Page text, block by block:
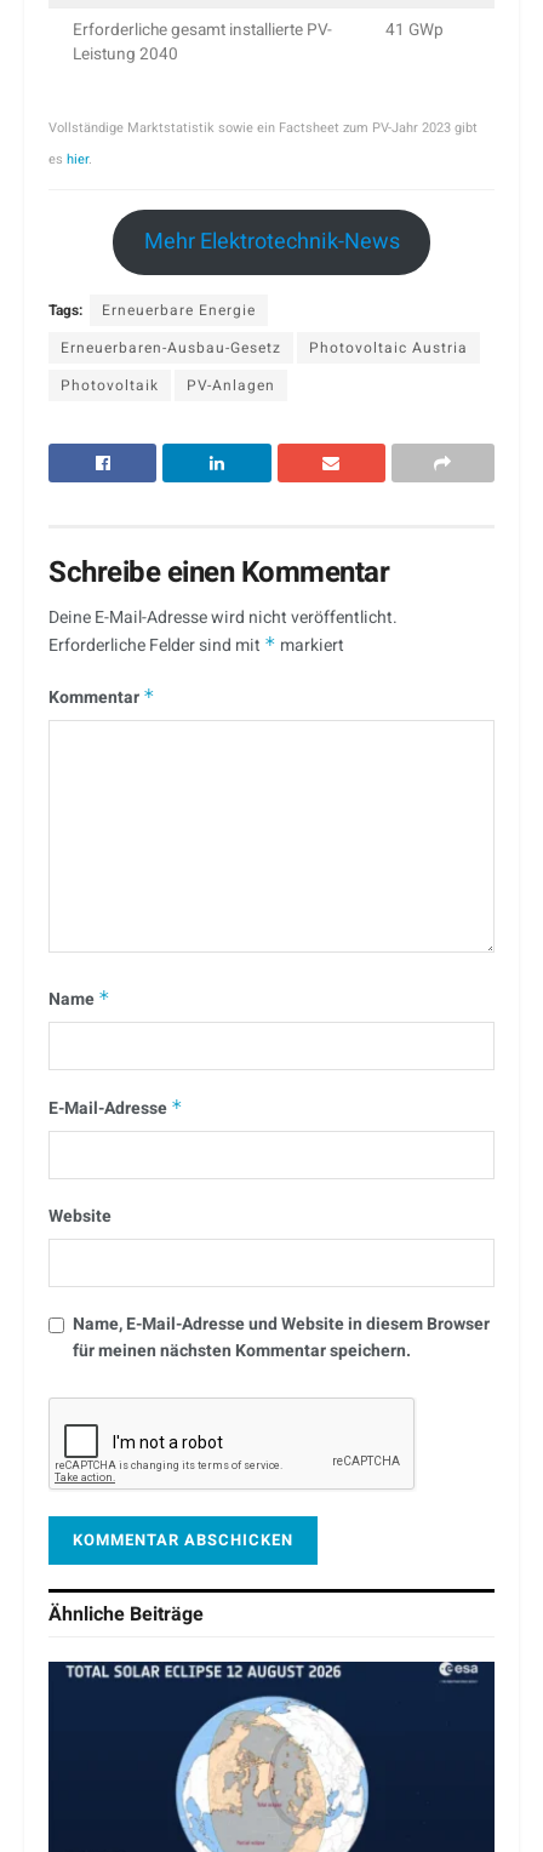
Erforderliche gesamt installierte PV-
Leistung 2040
41 GWp
Vollständige Marktstatistik sowie ein Factsheet zum PV-Jahr 2023 gibt
es hier.
Mehr Elektrotechnik-News
Tags:
Erneuerbare Energie
Erneuerbaren-Ausbau-Gesetz
Photovoltaic Austria
Photovoltaik
PV-Anlagen
Schreibe einen Kommentar
Deine E-Mail-Adresse wird nicht veröffentlicht.
Erforderliche Felder sind mit * markiert
Kommentar *
Name *
E-Mail-Adresse *
Website
Name, E-Mail-Adresse und Website in diesem Browser
für meinen nächsten Kommentar speichern.
Ähnliche Beiträge